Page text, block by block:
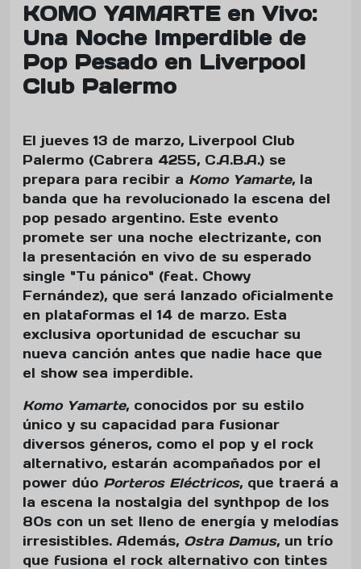
KOMO YAMARTE en Vivo:
Una Noche Imperdible de
Pop Pesado en Liverpool
Club Palermo
El jueves 13 de marzo, Liverpool Club
Palermo (Cabrera 4255, C.A.B.A.) se
prepara para recibir a Komo Yamarte, la
banda que ha revolucionado la escena del
pop pesado argentino. Este evento
promete ser una noche electrizante, con
la presentación en vivo de su esperado
single "Tu pánico" (feat. Chowy
Fernández), que será lanzado oficialmente
en plataformas el 14 de marzo. Esta
exclusiva oportunidad de escuchar su
nueva canción antes que nadie hace que
el show sea imperdible.
Komo Yamarte, conocidos por su estilo
único y su capacidad para fusionar
diversos géneros, como el pop y el rock
alternativo, estarán acompañados por el
power dúo Porteros Eléctricos, que traerá a
la escena la nostalgia del synthpop de los
80s con un set lleno de energía y melodías
irresistibles. Además, Ostra Damus, un trío
que fusiona el rock alternativo con tintes